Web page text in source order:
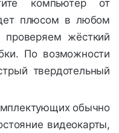
компьютер от
плюсом в любом
проверяем жёсткий
По возможности
твердотельный
обычно
видеокарты,